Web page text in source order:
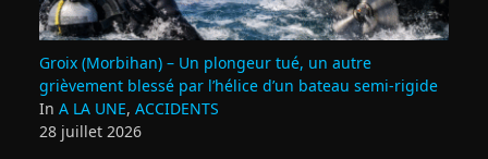
Groix (Morbihan) – Un plongeur tué, un autre
grièvement blessé par l’hélice d’un bateau semi-rigide
In A LA UNE, ACCIDENTS
28 juillet 2026